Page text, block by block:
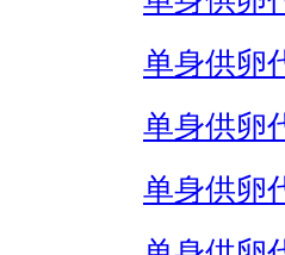
单身供卵
单身供卵
单身供卵